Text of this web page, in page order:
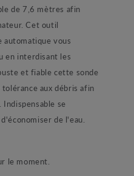
de 7,6 mètres afin
Cet outil
automatique vous
en interdisant les
et fiable cette sonde
aux débris afin
se
de l'eau.
le moment.